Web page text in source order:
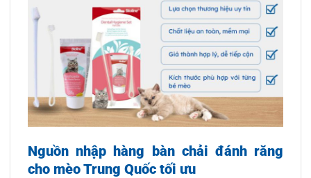
Nguồn nhập hàng bàn chải đánh răng
cho mèo Trung Quốc tối ưu